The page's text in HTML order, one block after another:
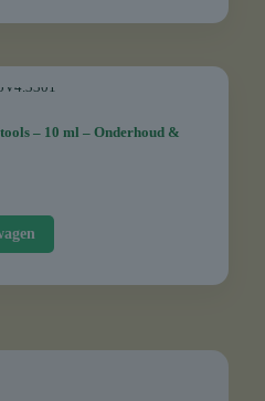
– 10 ml – Onderhoud &